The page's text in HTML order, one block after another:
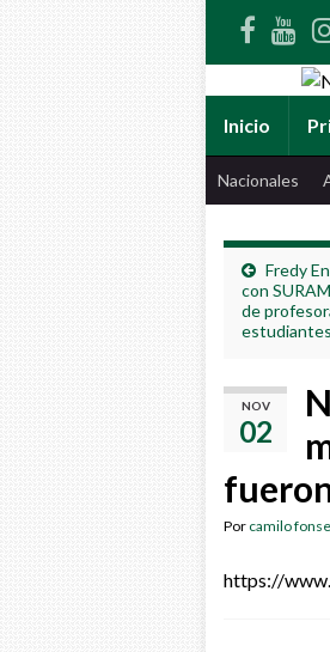
Inicio
Nacionales
Fredy
con
de
NOV
02
Por camilo
https://